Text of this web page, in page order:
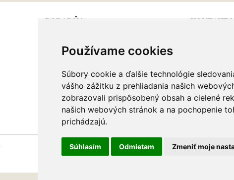
Používame cookies
Súbory cookie a ďalšie technológie
vášho zážitku z prehliadania našich
zobrazovali prispôsobený obsah a cielené
našich webových stránok a na pochopenie
prichádzajú.
Súhlasím Odmietam Zmeniť moje
PORADŇA
Ako nakupovať
Doprava a poštovné
KONTAKT